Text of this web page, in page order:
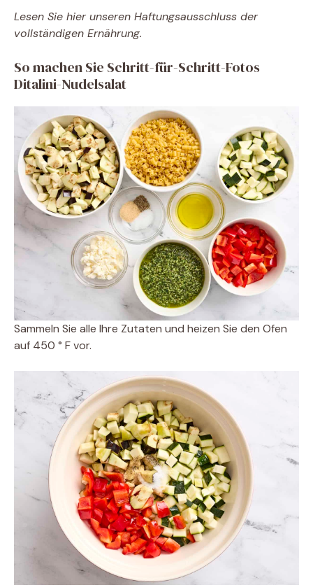
Lesen Sie hier unseren Haftungsausschluss der
vollständigen Ernährung.
So machen Sie Schritt-für-Schritt-Fotos
Ditalini-Nudelsalat
Sammeln Sie alle Ihre Zutaten und heizen Sie den Ofen
auf 450 ° F vor.